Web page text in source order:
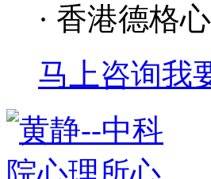
· 香港德格
马上咨询我